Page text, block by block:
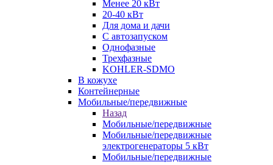
Менее 20 кВт
20-40 кВт
Для дома и дачи
С автозапуском
Однофазные
Трехфазные
KOHLER-SDMO
В кожухе
Контейнерные
Мобильные/передвижные
Назад
Мобильные/передвижные
Мобильные/передвижные
электрогенераторы 5 кВт
Мобильные/передвижные